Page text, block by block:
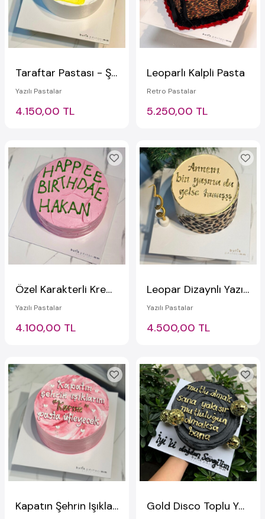
Taraftar Pastası - Şeritli Yazılı Pasta
Yazılı Pastalar
4.150,00 TL
Leoparlı Kalpli Pasta
Retro Pastalar
5.250,00 TL
Özel Karakterli Kremalı Pasta
Yazılı Pastalar
4.100,00 TL
Leopar Dizaynlı Yazılı Pasta
Yazılı Pastalar
4.500,00 TL
Kapatın Şehrin Işıklarını Yazılı Pasta Gold Disco Toplu Yazılı Pasta